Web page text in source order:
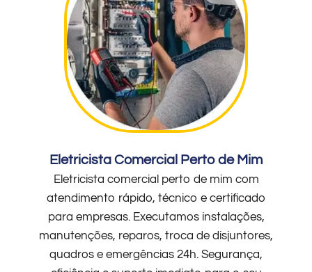
Eletricista Comercial Perto de Mim
Eletricista comercial perto de mim com
atendimento rápido, técnico e certificado
para empresas. Executamos instalações,
manutenções, reparos, troca de disjuntores,
quadros e emergências 24h. Segurança,